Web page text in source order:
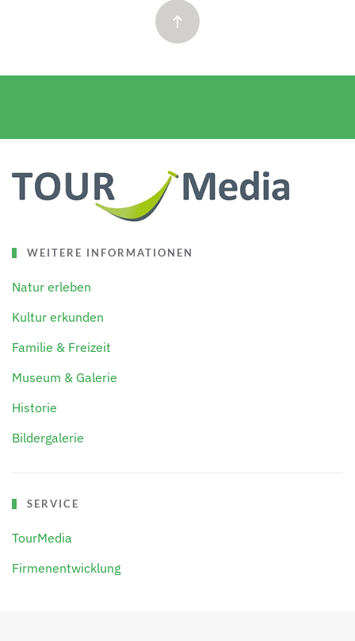
WEITERE INFORMATIONEN
Natur erleben
Kultur erkunden
Familie & Freizeit
Museum & Galerie
Historie
Bildergalerie
SERVICE
TourMedia
Firmenentwicklung